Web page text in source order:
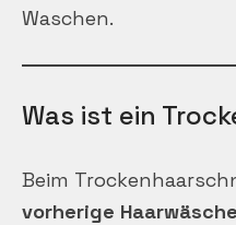
Waschen.
Was ist ein
Beim
vorherige Haarwäsche